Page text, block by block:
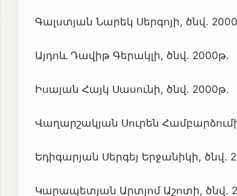
Գալստյան Նարեկ Սերգոյի, ծնվ.
Այդոև Դավիթ Գերակլի, ծնվ. 2000թ.
Իսայան Հայկ Սասունի, ծնվ. 2000թ.
Վաղարշակյան Սուրեն
Եդիգարյան Սերգեյ Երջանիկի, ծնվ.
Կարապետյան Արտյոմ Աշոտի, ծնվ.